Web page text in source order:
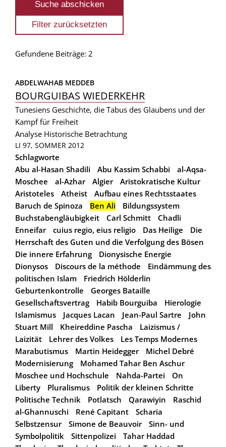
Gefundene Beiträge: 2
ABDELWAHAB MEDDEB
BOURGUIBAS WIEDERKEHR
Tunesiens Geschichte, die Tabus des Glaubens und der
Kampf für Freiheit
Analyse Historische Betrachtung
LI 97, SOMMER 2012
Schlagworte
Abu al-Hasan Shadili
Abu Kassim Schabbi
al-Aqsa-
Moschee
al-Azhar Algier
Aristokratische Kultur
Aristoteles
Atheist
Aufbau eines Rechtsstaates
Baruch de Spinoza
Ben Ali
Bildungssystem
Buchstabengläubigkeit
Carl Schmitt
Chadli
Enneifar
cuius regio, eius religio Das Heilige
Die
Herrschaft des Guten und die Verfolgung des Bösen
Die innere Erfahrung
Dionysische Energie
Dionysos
Discours de la méthode
Eindämmung des
politischen Islam
Friedrich Hölderlin
Geburtenkontrolle
Georges Bataille
Gesellschaftsvertrag
Habib Bourguiba
Hierologie
Islamismus
Jacques Lacan Jean-Paul Sartre
John
Stuart Mill
Kheireddine Pascha
Laizismus /
Laizität
Lehrer des Volkes
Les Temps Modernes
Marabutismus
Martin Heidegger
Michel Debré
Modernisierung
Mohamed Tahar Ben Aschur
Moschee und Hochschule
Nahda-Partei
On
Liberty
Pluralismus
Politik der kleinen Schritte
Politische Technik
Potlatsch Qarawiyin
Raschid
al-Ghannuschi
René Capitant
Scharia
Selbstzensur
Simone de Beauvoir
Sinn- und
Symbolpolitik
Sittenpolizei
Tahar Haddad